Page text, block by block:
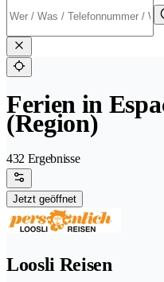
Ferien in
(Region)
432 Ergebnisse
Jetzt geöffnet
Loosli Reisen